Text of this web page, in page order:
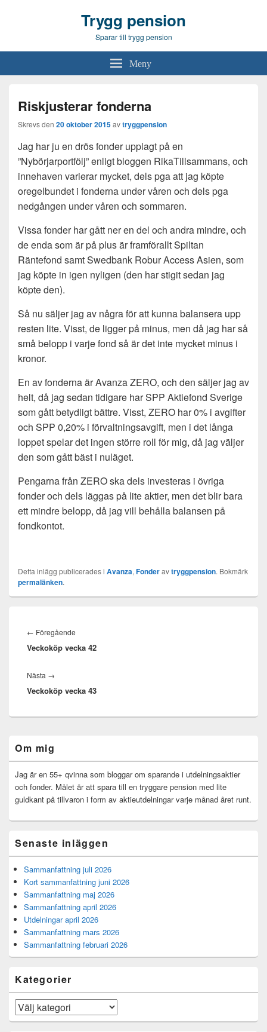
Trygg pension
Sparar till trygg pension
Meny
Riskjusterar fonderna
Skrevs den 20 oktober 2015avtryggpension
Jag har ju en drös fonder upplagt på en
”Nybörjarportfölj” enligt bloggen RikaTillsammans, och
innehaven varierar mycket, dels pga att jag köpte
oregelbundet i fonderna under våren och dels pga
nedgången under våren och sommaren.
Vissa fonder har gått ner en del och andra mindre, och
de enda som är på plus är framförallt Spiltan
Räntefond samt Swedbank Robur Access Asien, som
jag köpte in igen nyligen (den har stigit sedan jag
köpte den).
Så nu säljer jag av några för att kunna balansera upp
resten lite. Visst, de ligger på minus, men då jag har så
små belopp i varje fond så är det inte mycket minus i
kronor.
En av fonderna är Avanza ZERO, och den säljer jag av
helt, då jag sedan tidigare har SPP Aktiefond Sverige
som gått betydligt bättre. Visst, ZERO har 0% i avgifter
och SPP 0,20% i förvaltningsavgift, men i det långa
loppet spelar det ingen större roll för mig, då jag väljer
den som gått bäst i nuläget.
Pengarna från ZERO ska dels investeras i övriga
fonder och dels läggas på lite aktier, men det blir bara
ett mindre belopp, då jag vill behålla balansen på
fondkontot.
Detta inlägg publicerades i Avanza, Fonderavtryggpension. Bokmärk
permalänken.
← Föregående
inlägg:
Veckoköp vecka 42
Nästa →
inlägg:
Veckoköp vecka 43
sidofältet
Widget
område
Om mig
Jag är en 55+ qvinna som bloggar om sparande i utdelningsaktier
och fonder. Målet är att spara till en tryggare pension med lite
guldkant på tillvaron i form av aktieutdelningar varje månad året runt.
Senaste inläggen
Sammanfattning juli 2026
Kort sammanfattning juni 2026
Sammanfattning maj 2026
Sammanfattning april 2026
Utdelningar april 2026
Sammanfattning mars 2026
Sammanfattning februari 2026
Kategorier
Kategorier